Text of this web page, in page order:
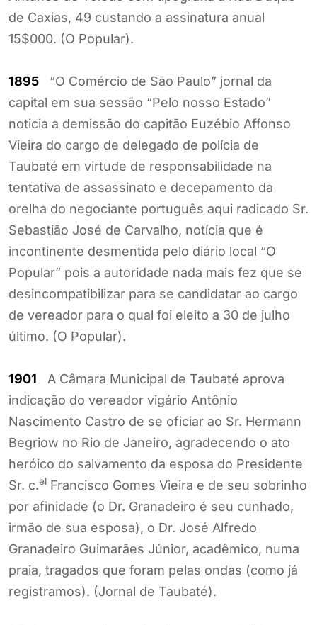
de Caxias, 49 custando a assinatura anual
15$000. (O Popular).
1895 “O Comércio de São Paulo” jornal da
capital em sua sessão “Pelo nosso Estado”
noticia a demissão do capitão Euzébio Affonso
Vieira do cargo de delegado de polícia de
Taubaté em virtude de responsabilidade na
tentativa de assassinato e decepamento da
orelha do negociante português aqui radicado Sr.
Sebastião José de Carvalho, notícia que é
incontinente desmentida pelo diário local “O
Popular” pois a autoridade nada mais fez que se
desincompatibilizar para se candidatar ao cargo
de vereador para o qual foi eleito a 30 de julho
último. (O Popular).
1901 A Câmara Municipal de Taubaté aprova
indicação do vereador vigário Antônio
Nascimento Castro de se oficiar ao Sr. Hermann
Begriow no Rio de Janeiro, agradecendo o ato
heróico do salvamento da esposa do Presidente
Sr. c.el Francisco Gomes Vieira e de seu sobrinho
por afinidade (o Dr. Granadeiro é seu cunhado,
irmão de sua esposa), o Dr. José Alfredo
Granadeiro Guimarães Júnior, acadêmico, numa
praia, tragados que foram pelas ondas (como já
registramos). (Jornal de Taubaté).